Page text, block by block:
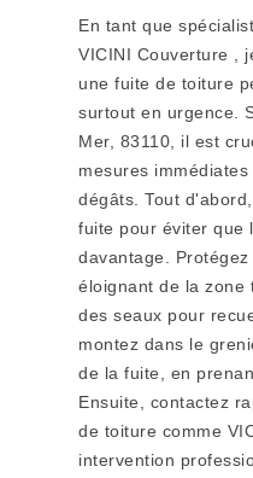
En tant que
VICINI Couverture ,
une fuite de toiture
surtout en urgence.
Mer, 83110, il est
mesures
dégâts. Tout
fuite pour éviter que
davantage.
éloignant de la zone
des seaux pour
montez dans le
de la fuite, en
Ensuite, contactez
de toiture comme
intervention